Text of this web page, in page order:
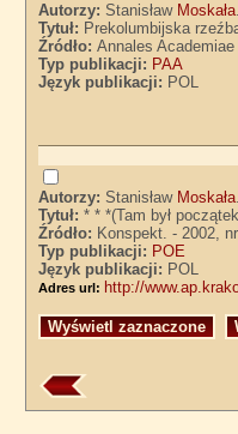
Autorzy:Stanisław Moskała.
Tytuł: Prekolumbijska
Źródło:Annales
Typ publikacji: PAA
Język publikacji: POL
Autorzy:Stanisław Moskała.
Tytuł:* * *(Tam był
Źródło: Konspekt. - 2002,
Typ publikacji: POE
Język publikacji: POL
Adres url: http://